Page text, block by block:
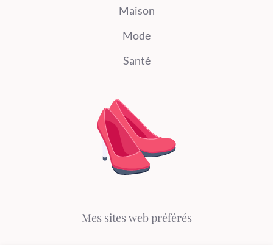
Maison
Mode
Santé
Mes sites web préférés